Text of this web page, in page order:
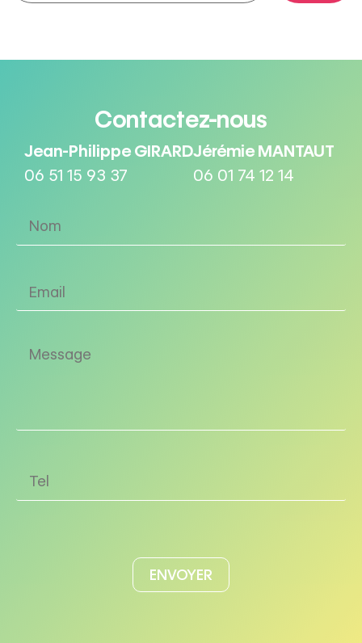
Contactez-nous
Jean-Philippe GIRARD
06 51 15 93 37
Jérémie MANTAUT
06 01 74 12 14